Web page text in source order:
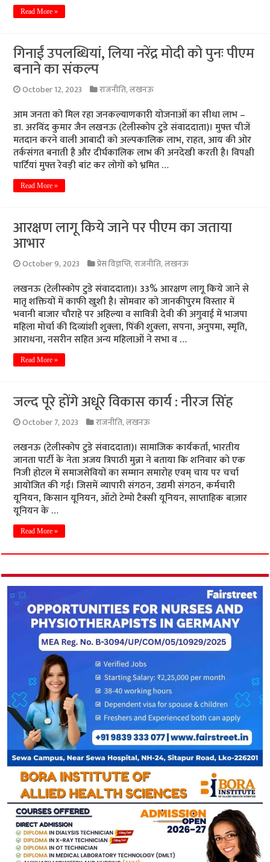
Read More »
गिनाईं उपलब्धियां, लिया नरेंद्र मोदी को पुनः पीएम
बनाने का संकल्प
October 12, 2023 राजनीति,लखनऊ
आम जनता को मिल रहा जनकल्याणकारी योजनाओं का सीधा लाभ –
डा. अरविंद कुमार जैन लखनऊ (टेलीस्कोप टुडे संवाददाता)। मुफ्त चीजें
मतदान करने वाली आबादी को अल्पकालिक लाभ, राहत, आय की ओर
तर्कसंगत बनाती है और दीर्घकालिक लाभ की अनदेखी करती है। विपक्षी
पार्टियां मुफ्त रेवड़ी बांट कर लोगों को भ्रमित …
Read More »
आरक्षण लागू किये जाने पर पीएम का जताया
आभार
October 9, 2023 प्रेस विज्ञप्ति,राजनीति,लखनऊ
लखनऊ (टेलीस्कोप टुडे संवाददाता)। 33% आरक्षण लागू किये जाने से
मातृ शक्तियों में काफी खुशी है। सोमवार को जानकीपुरम विस्तार में
भवानी बाजार चौराहे पर अहिल्या व सावित्री देवी की अगुवाई में भाजपा
महिला मोर्चा की‌ दिव्यांशी शुक्ला, पिंकी शुक्ला, सपना, अनुपमा, स्मृति,
आराधना, नसरीन सहित अन्य महिलाओं ने सभा व …
Read More »
जल्द पूरे होंगे अधूरे विकास कार्य : नीरज सिंह
October 7, 2023 राजनीति,लखनऊ
लखनऊ (टेलीस्कोप टुडे संवाददाता)। सामाजिक कार्यकर्ता, भारतीय
जानता पार्टी के नेता अजय त्रिपाठी मुन्ना ने बताया कि शनिवार को एक
निजी होटल में समाजसेवियों का सम्मान समारोह एवम् चाय पर चर्चा
आयोजित की गई। जिसमें व्यापारी संगठन, उद्यमी संगठन, कर्मचारी
यूनियन, किसान यूनियन, ऑटो टेम्पो टैक्सी यूनियन, साप्ताहिक बाज़ार
यूनियन के …
Read More »